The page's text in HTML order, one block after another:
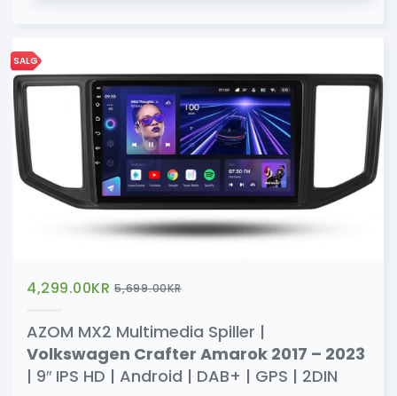
SALG
4,299.00KR 5,699.00KR
AZOM MX2 Multimedia Spiller |
Volkswagen Crafter Amarok 2017 – 2023
| 9″ IPS HD | Android | DAB+ | GPS | 2DIN